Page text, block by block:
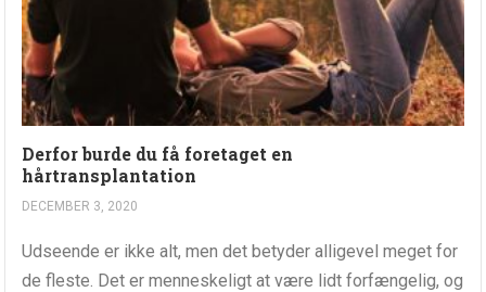
Derfor burde du få foretaget en
hårtransplantation
DECEMBER 3, 2020
Udseende er ikke alt, men det betyder alligevel meget for
de fleste. Det er menneskeligt at være lidt forfængelig, og